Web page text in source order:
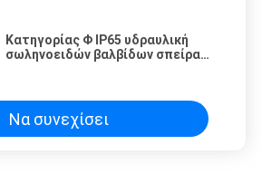
Κατηγορίας Φ IP65 υδραυλική
σωληνοειδών βαλβίδων σπείρα
υδραυλική
Να συνεχίσει